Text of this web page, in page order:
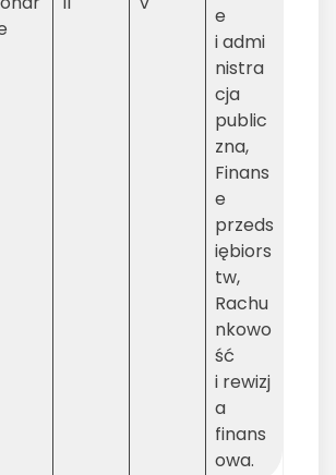
e
i admi
nistra
cja
public
zna,
Finans
e
przeds
iębiors
tw,
Rachu
nkowo
ść
i rewizj
a
finans
owa.